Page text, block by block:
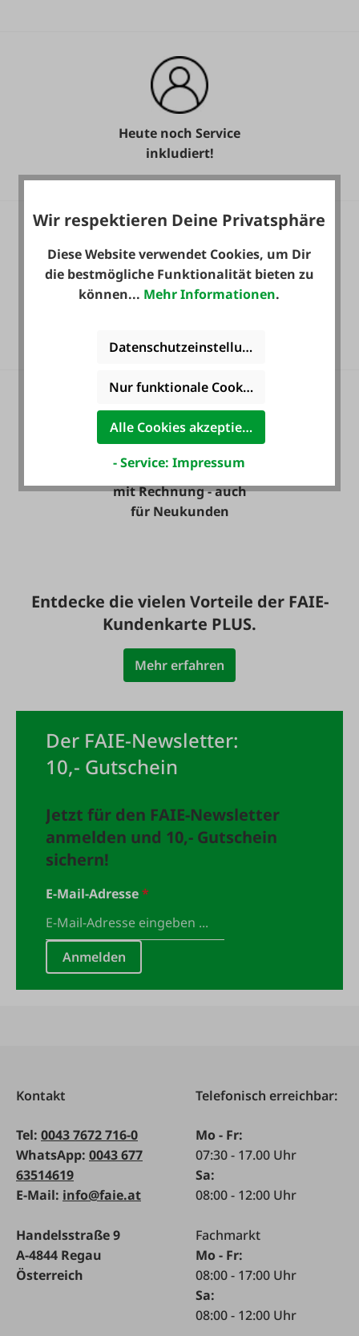
Heute noch Service
inkludiert!
36 Monate
Zahlung auf Wunsch
mit Rechnung - auch
für Neukunden
Entdecke die vielen Vorteile der FAIE-
Kundenkarte PLUS.
Mehr erfahren
Der FAIE-Newsletter:
10,- Gutschein
Jetzt für den FAIE-Newsletter
anmelden und 10,- Gutschein
sichern!
E-Mail-Adresse*
Anmelden
Kontakt
Tel: 0043 7672 716-0
WhatsApp: 0043 677
63514619
E-Mail: info@faie.at
Handelsstraße 9
A-4844 Regau
Österreich
Telefonisch erreichbar:
Mo - Fr:
07:30 - 17.00 Uhr
Sa:
08:00 - 12:00 Uhr
Fachmarkt
Mo - Fr:
08:00 - 17:00 Uhr
Sa:
08:00 - 12:00 Uhr
Wir respektieren Deine Privatsphäre
Diese Website verwendet Cookies, um Dir
die bestmögliche Funktionalität bieten zu
können... Mehr Informationen.
Datenschutzeinstellungen
Nur funktionale Cookies akzeptieren
Alle Cookies akzeptieren
- Service: Impressum